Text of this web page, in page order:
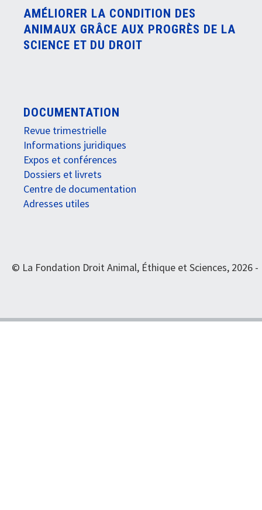
AMÉLIORER LA CONDITION DES
ANIMAUX GRÂCE AUX PROGRÈS DE LA
SCIENCE ET DU DROIT
DOCUMENTATION
Revue trimestrielle
Informations juridiques
Expos et conférences
Dossiers et livrets
Centre de documentation
Adresses utiles
© La Fondation Droit Animal, Éthique et Sciences, 2026 -